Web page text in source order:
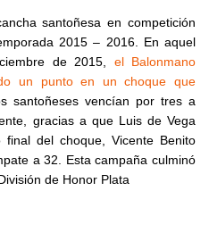
santoñesa en competición
2015 – 2016. En aquel
de 2015, el Balonmano
un punto en un choque que
santoñeses vencían por tres a
gracias a que Luis de Vega
del choque, Vicente Benito
a 32. Esta campaña culminó
de Honor Plata